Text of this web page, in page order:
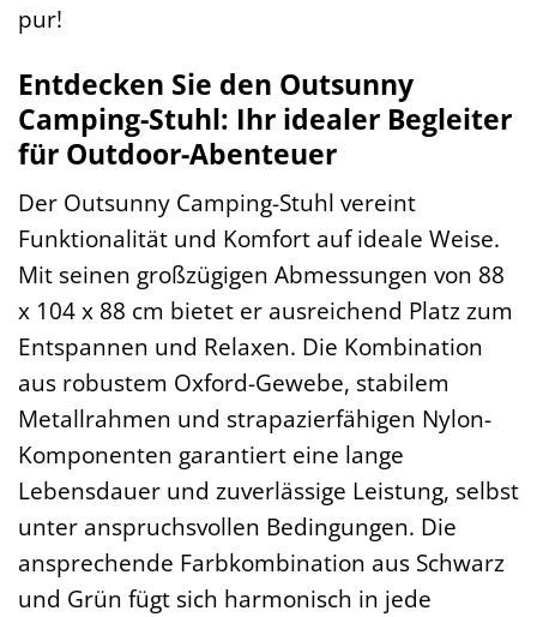
pur!
Entdecken Sie den Outsunny
Camping-Stuhl: Ihr idealer Begleiter
für Outdoor-Abenteuer
Der Outsunny Camping-Stuhl vereint
Funktionalität und Komfort auf ideale Weise.
Mit seinen großzügigen Abmessungen von 88
x 104 x 88 cm bietet er ausreichend Platz zum
Entspannen und Relaxen. Die Kombination
aus robustem Oxford-Gewebe, stabilem
Metallrahmen und strapazierfähigen Nylon-
Komponenten garantiert eine lange
Lebensdauer und zuverlässige Leistung, selbst
unter anspruchsvollen Bedingungen. Die
ansprechende Farbkombination aus Schwarz
und Grün fügt sich harmonisch in jede